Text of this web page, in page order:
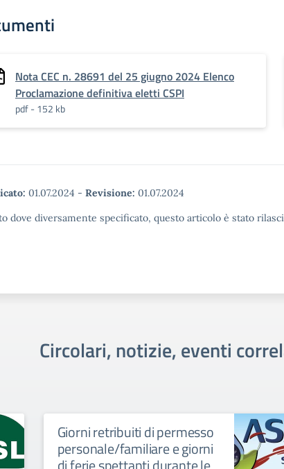
Nota CEC n. 28691 del 25 giugno 2024 Elenco
Proclamazione definitiva eletti CSPI
pdf - 152 kb
01.07.2024 - Revisione: 01.07.2024
dove diversamente specificato, questo articolo è stato
Circolari, notizie, eventi
Giorni retribuiti di permesso
personale/familiare e giorni